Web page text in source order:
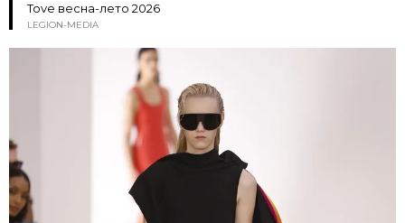
Tove весна-лето 2026
LEGION-MEDIA